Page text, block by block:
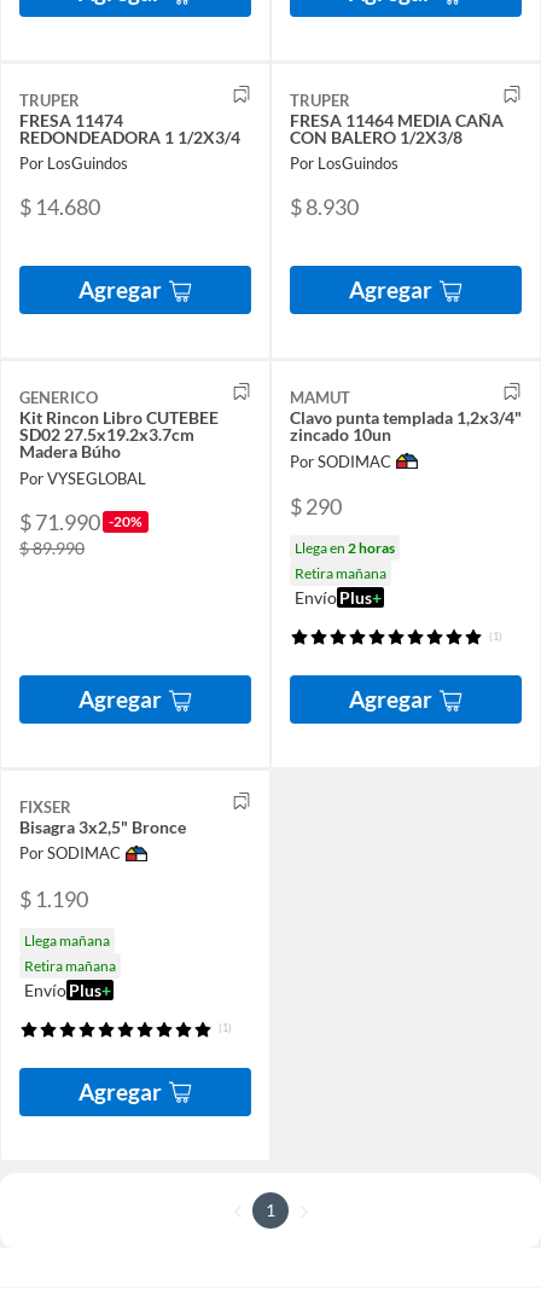
TRUPER
FRESA 11474
REDONDEADORA 1 1/2X3/4
Por LosGuindos
$ 14.680
Agregar
TRUPER
FRESA 11464 MEDIA CAÑA
CON BALERO 1/2X3/8
Por LosGuindos
$ 8.930
Agregar
GENERICO
Kit Rincon Libro CUTEBEE
SD02 27.5x19.2x3.7cm
Madera Búho
Por VYSEGLOBAL
$ 71.990 -20%
$ 89.990
Agregar
MAMUT
Clavo punta templada 1,2x3/4"
zincado 10un
Por SODIMAC
$ 290
Llega en 2 horas
Retira mañana
EnvíoPlus+
(1)
Agregar
FIXSER
Bisagra 3x2,5" Bronce
Por SODIMAC
$ 1.190
Llega mañana
Retira mañana
EnvíoPlus+
(1)
Agregar
1